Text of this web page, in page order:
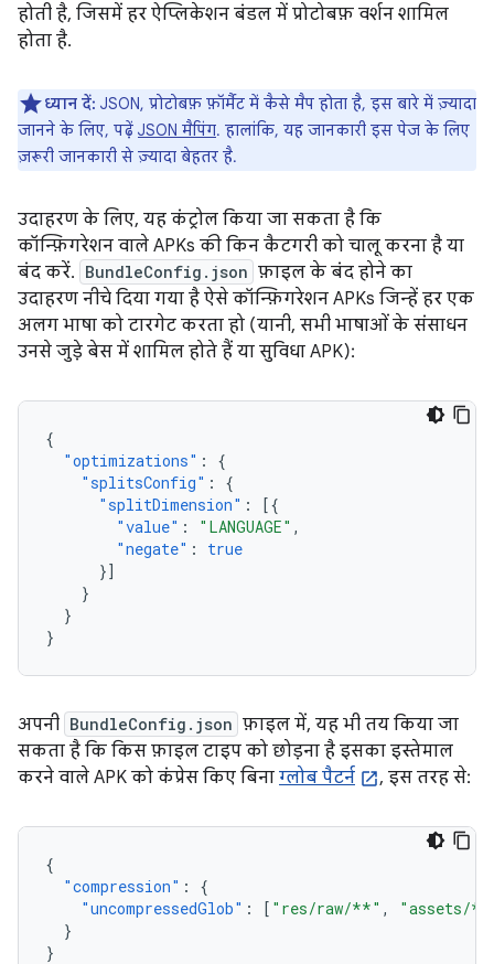
होती है, जिसमें हर ऐप्लिकेशन बंडल में प्रोटोबफ़ वर्शन शामिल
होता है.
ध्यान दें: JSON, प्रोटोबफ़ फ़ॉर्मैट में कैसे मैप होता है, इस बारे में ज़्यादा
जानने के लिए, पढ़ें JSON मैपिंग. हालांकि, यह जानकारी इस पेज के लिए
ज़रूरी जानकारी से ज़्यादा बेहतर है.
उदाहरण के लिए, यह कंट्रोल किया जा सकता है कि
कॉन्फ़िगरेशन वाले APKs की किन कैटगरी को चालू करना है या
बंद करें. BundleConfig.json फ़ाइल के बंद होने का
उदाहरण नीचे दिया गया है ऐसे कॉन्फ़िगरेशन APKs जिन्हें हर एक
अलग भाषा को टारगेट करता हो (यानी, सभी भाषाओं के संसाधन
उनसे जुड़े बेस में शामिल होते हैं या सुविधा APK):
{
"optimizations" :
{
"splitsConfig" :
{
"splitDimension" :
[{
"value" : "LANGUAGE" ,
"negate" :
true
}]
}
}
}
अपनी BundleConfig.json फ़ाइल में, यह भी तय किया जा
सकता है कि किस फ़ाइल टाइप को छोड़ना है इसका इस्तेमाल
करने वाले APK को कंप्रेस किए बिना ग्लोब पैटर्न , इस तरह से:
{
"compression" :
{
"uncompressedGlob" : [ "res/raw/**" ,
"assets/
}
}